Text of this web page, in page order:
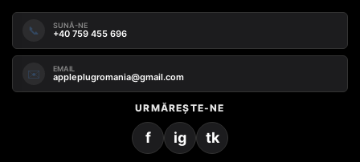
📞 SUNĂ-NE
+40 759 455 696
✉️ EMAIL
appleplugromania@gmail.com
URMĂREȘTE-NE
f ig tk